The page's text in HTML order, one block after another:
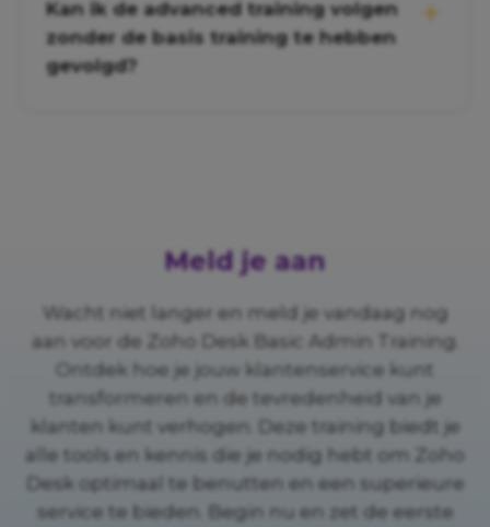
Kan ik de advanced training volgen
zonder de basis training te hebben
gevolgd?
Meld je aan
Wacht niet langer en meld je vandaag nog
aan voor de Zoho Desk Basic Admin Training.
Ontdek hoe je jouw klantenservice kunt
transformeren en de tevredenheid van je
klanten kunt verhogen. Deze training biedt je
alle tools en kennis die je nodig hebt om Zoho
Desk optimaal te benutten en een superieure
service te bieden. Begin nu en zet de eerste